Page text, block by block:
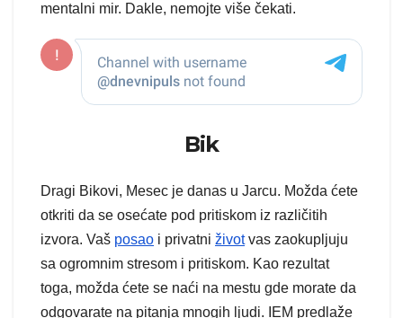
mentalni mir. Dakle, nemojte više čekati.
Bik
Dragi Bikovi, Mesec je danas u Jarcu. Možda ćete
otkriti da se osećate pod pritiskom iz različitih
izvora. Vaš posao i privatni životvas zaokupljuju
sa ogromnim stresom i pritiskom. Kao rezultat
toga, možda ćete se naći na mestu gde morate da
odgovarate na pitanja mnogih ljudi. IEM predlaže